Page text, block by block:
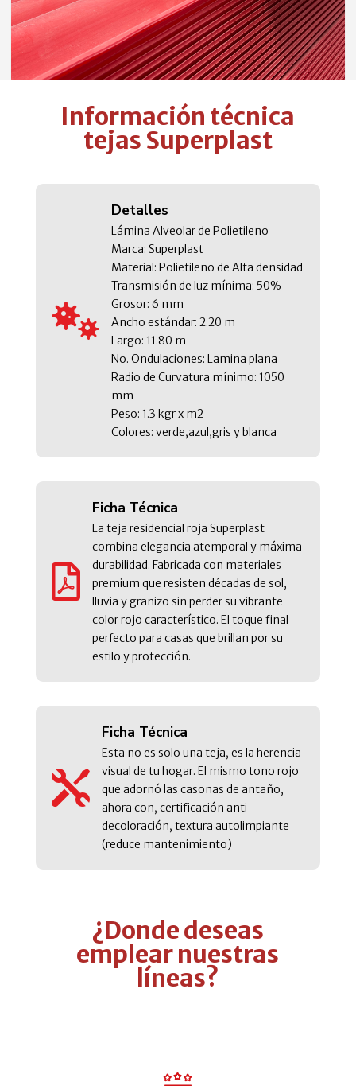
Información técnica
tejas Superplast

Detalles
Lámina Alveolar de Polietileno
Marca: Superplast
Material: Polietileno de Alta densidad
Transmisión de luz mínima: 50%
Grosor: 6 mm
Ancho estándar: 2.20 m
Largo: 11.80 m
No. Ondulaciones: Lamina plana
Radio de Curvatura mínimo: 1050
mm
Peso: 1.3 kgr x m2
Colores: verde,azul,gris y blanca

Ficha Técnica
La teja residencial roja Superplast
combina elegancia atemporal y máxima
durabilidad. Fabricada con materiales
premium que resisten décadas de sol,
lluvia y granizo sin perder su vibrante
color rojo característico. El toque final
perfecto para casas que brillan por su
estilo y protección.

Ficha Técnica
Esta no es solo una teja, es la herencia
visual de tu hogar. El mismo tono rojo
que adornó las casonas de antaño,
ahora con, certificación anti-
decoloración, textura autolimpiante
(reduce mantenimiento)
¿Donde deseas
emplear nuestras
líneas?